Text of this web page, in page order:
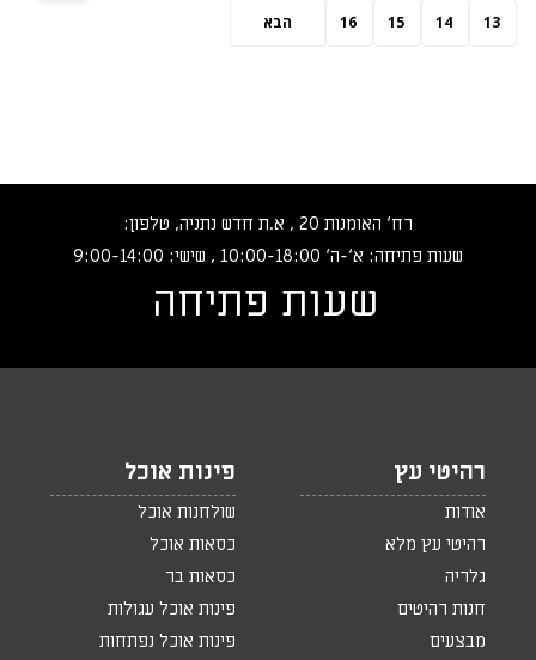
13
14
15
16 הבא
רח‘ האומנות 20 , א.ת חדש נתניה, טלפון:
שעות פתיחה: א‘-ה‘ 10:00-18:00 , שישי: 9:00-14:00
שעות פתיחה
רהיטי עץ
אודות
רהיטי עץ מלא
גלריה
חנות רהיטים
מבצעים
פינות אוכל
שולחנות אוכל
כסאות אוכל
כסאות בר
פינות אוכל עגולות
פינות אוכל נפתחות